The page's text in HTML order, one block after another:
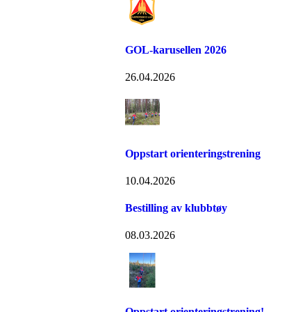
GOL-karusellen 2026
26.04.2026
Oppstart orienteringstrening
10.04.2026
Bestilling av klubbtøy
08.03.2026